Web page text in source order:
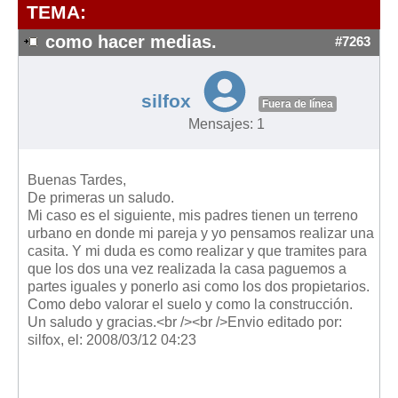
Requerimientos y comunicaciones
Formularios sobre Propiedad Horizontal
Modelos de Convocatoria de Junta de Propietarios
Modelos de Acta de Junta de Propietarios
Legislación sobre Arrendamientos Urbanos
Legislación sobre la Comunidad de Propietarios
Legislación sobre Adquisición de Vivienda en Propiedad
Legislación de interés práctico
Diccionario
Usuario
TEMA:
como hacer medias. #7263
silfox Fuera de línea
Mensajes: 1
Buenas Tardes,
De primeras un saludo.
Mi caso es el siguiente, mis padres tienen un terreno
urbano en donde mi pareja y yo pensamos realizar una
casita. Y mi duda es como realizar y que tramites para
que los dos una vez realizada la casa paguemos a
partes iguales y ponerlo asi como los dos propietarios.
Como debo valorar el suelo y como la construcción.
Un saludo y gracias.<br /><br />Envio editado por:
silfox, el: 2008/03/12 04:23